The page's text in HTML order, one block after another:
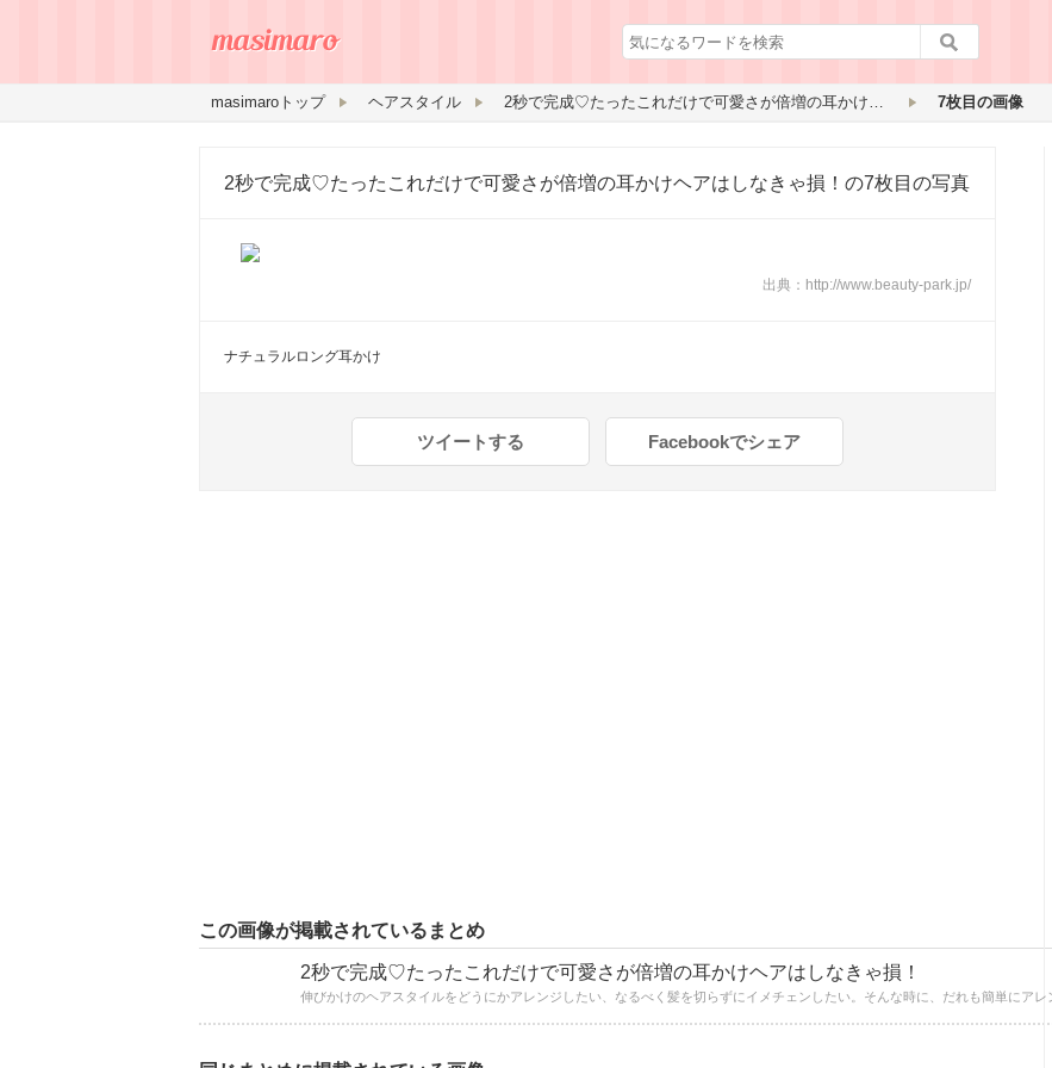
masimaroトップ ヘアスタイル 2秒で完成♡たったこれだけで可愛さが倍増の耳かけヘアはしなきゃ損！ 7枚目の画像
2秒で完成♡たったこれだけで可愛さが倍増の耳かけヘアはしなきゃ損！ の7枚目の写真
出典： http://www.beauty-park.jp/
ナチュラルロング耳かけ
ツイートする Facebookでシェア
この画像が掲載されているまとめ
2秒で完成♡たったこれだけで可愛さが倍増の耳かけヘアはしなきゃ損！